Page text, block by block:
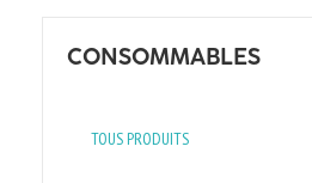
CONSOMMABLES
TOUS PRODUITS